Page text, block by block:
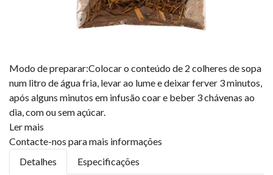
Modo de preparar:Colocar o conteúdo de 2 colheres de sopa
num litro de água fria, levar ao lume e deixar ferver 3 minutos,
após alguns minutos em infusão coar e beber 3 chávenas ao
dia, com ou sem açúcar.
Ler mais
Contacte-nos para mais informações
Detalhes
Especificações